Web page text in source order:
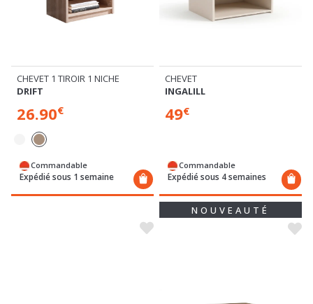
CHEVET 1 TIROIR 1 NICHE
DRIFT
26.90€
Commandable
Expédié sous 1 semaine
CHEVET
INGALILL
49€
Commandable
Expédié sous 4 semaines
NOUVEAUTÉ